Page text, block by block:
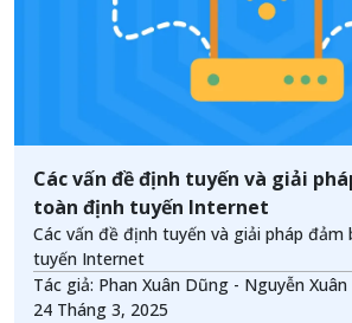
Các vấn đề định tuyến và giải
toàn định tuyến Internet
Các vấn đề định tuyến và giải pháp
tuyến Internet
Tác giả: Phan Xuân Dũng - Nguyễn
24 Tháng 3, 2025